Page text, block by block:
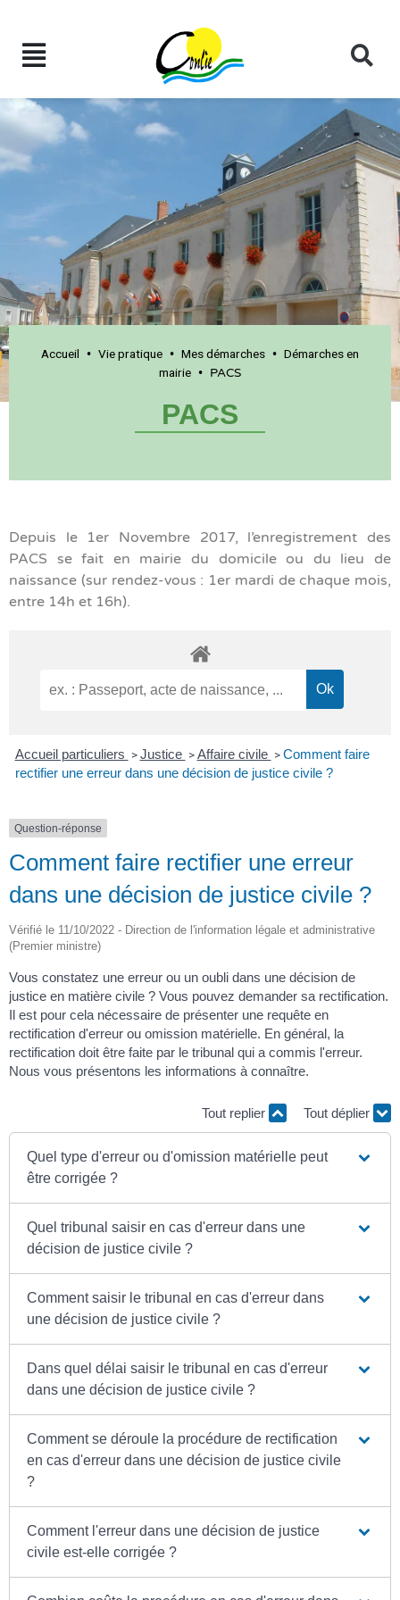
Accueil • Vie pratique • Mes démarches • Démarches en
mairie • PACS
PACS
Depuis le 1er Novembre 2017, l’enregistrement des
PACS se fait en mairie du domicile ou du lieu de
naissance (sur rendez-vous : 1er mardi de chaque mois,
entre 14h et 16h).
Accueil particuliers > Justice > Affaire civile > Comment faire
rectifier une erreur dans une décision de justice civile ?
Question-réponse
Comment faire rectifier une erreur
dans une décision de justice civile ?
Vérifié le 11/10/2022 - Direction de l'information légale et administrative
(Premier ministre)
Vous constatez une erreur ou un oubli dans une décision de
justice en matière civile ? Vous pouvez demander sa rectification.
Il est pour cela nécessaire de présenter une requête en
rectification d'erreur ou omission matérielle. En général, la
rectification doit être faite par le tribunal qui a commis l'erreur.
Nous vous présentons les informations à connaître.
Tout replier Tout déplier
Quel type d'erreur ou d'omission matérielle peut
être corrigée ?
Quel tribunal saisir en cas d'erreur dans une
décision de justice civile ?
Comment saisir le tribunal en cas d'erreur dans
une décision de justice civile ?
Dans quel délai saisir le tribunal en cas d'erreur
dans une décision de justice civile ?
Comment se déroule la procédure de rectification
en cas d'erreur dans une décision de justice civile
?
Comment l'erreur dans une décision de justice
civile est-elle corrigée ?